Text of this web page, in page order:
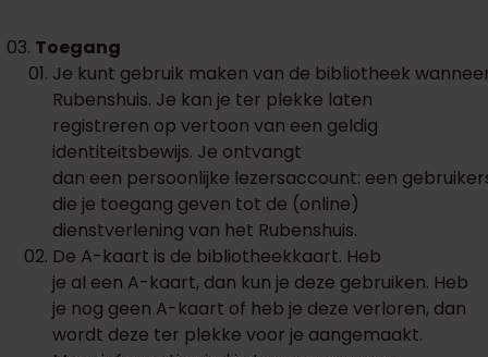
Toegang
Je kunt gebruik maken van de bibliotheek
Rubenshuis. Je kan je ter plekke laten
registreren op vertoon van een geldig
identiteitsbewijs. Je ontvangt
dan een persoonlijke lezersaccount: een
die je toegang geven tot de (online)
dienstverlening van het Rubenshuis.
De A-kaart is de bibliotheekkaart. Heb
je al een A-kaart, dan kun je deze gebruiken. Heb
je nog geen A-kaart of heb je deze verloren, dan
wordt deze ter plekke voor je aangemaakt.